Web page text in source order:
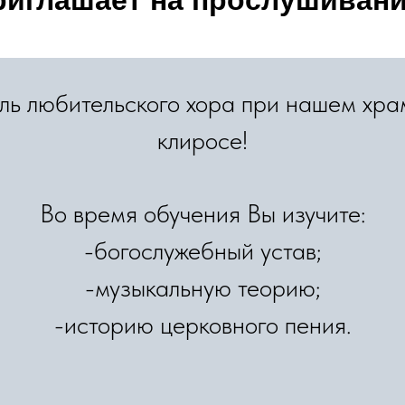
любительского хора при нашем
клиросе!
Во время обучения Вы изучите:
-богослужебный устав;
-музыкальную теорию;
-историю церковного пения.